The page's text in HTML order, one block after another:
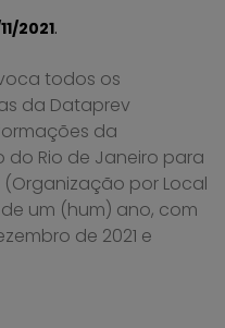
2021.
todos os
da Dataprev
da
do Rio de Janeiro para
por Local
um (hum) ano, com
de 2021 e